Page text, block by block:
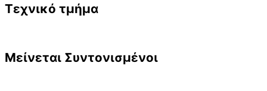
Τεχνικό τμήμα
Μείνεται Συντονισμένοι